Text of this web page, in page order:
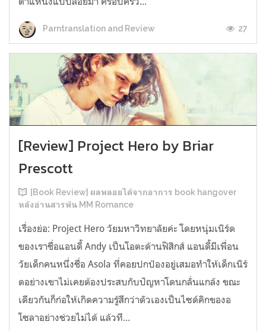
Parntranslation and Review 27
[Review] Project Hero by Briar
Prescott
[Book Review] ผลพลอยได้จากอาการ book hangover
หลังอ่านสารพัน MM Romance
เรื่องย่อ: Project Hero วัยมหาวิทยาลัยค่ะ โดยหนุ่มเนิร์ด
ของเราชื่อแอนดี้ Andy เป็นโอตะด้านฟิสิกส์ แอนดี้มีเพื่อน
วัยเด็กคนหนึ่งชื่อ Asola ที่คอยปกป้องอยู่เสมอทำให้เด็กเนิร์
ดอย่างเขาไม่เคยต้องประสบกับปัญหาโดนกลั่นแกล้ง ขณะ
เดียวกันก็ก่อให้เกิดความรู้สึกว่าตัวเองเป็นไซด์คิกของอ
โซลาอย่างช่วยไม่ได้ แล้วที...